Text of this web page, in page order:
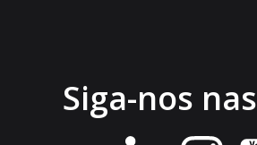
Siga-nos